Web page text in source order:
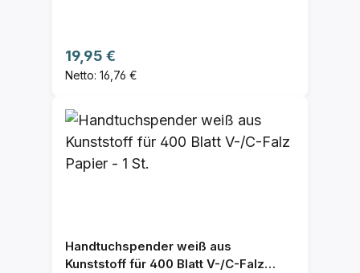
Regulärer Preis:
19,95 €
Netto: 16,76 €
Handtuchspender weiß aus
Kunststoff für 400 Blatt V-/C-Falz